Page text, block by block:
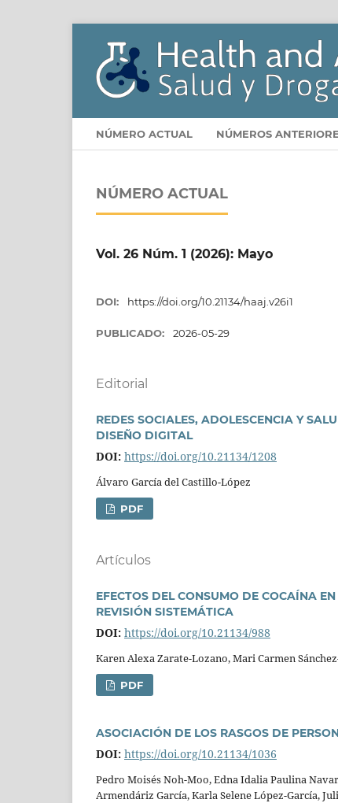
NÚMERO ACTUAL NÚMEROS
NÚMERO ACTUAL
Vol. 26 Núm. 1 (2026): Mayo
DOI: https://doi.org/10.21134/haaj.v26i1
PUBLICADO: 2026-05-29
Editorial
REDES SOCIALES, ADOLESCENCIA Y
DISEÑO DIGITAL
DOI: https://doi.org/10.21134/1208
Álvaro Garcí­a del Castillo-López
PDF
Artí­culos
EFECTOS DEL CONSUMO DE COCAÍNA
REVISIÓN SISTEMÁTICA
DOI: https://doi.org/10.21134/988
Karen Alexa Zarate-Lozano, Mari Carmen
PDF
ASOCIACIÓN DE LOS RASGOS DE
DOI: https://doi.org/10.21134/1036
Pedro Moisés Noh-Moo, Edna Idalia Paulina
Armendáriz Garcí­a, Karla Selene López-Garcí­a,